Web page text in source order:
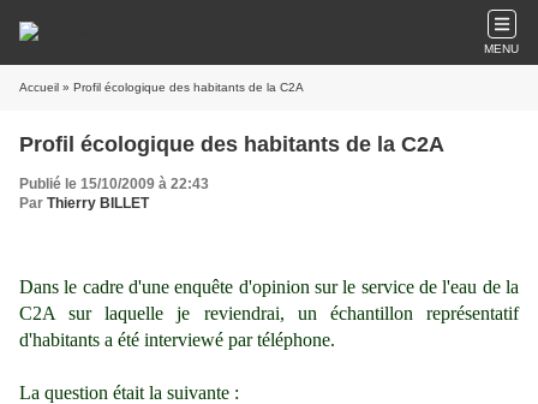
MENU
Accueil » Profil écologique des habitants de la C2A
Profil écologique des habitants de la C2A
Publié le 15/10/2009 à 22:43
Par Thierry BILLET
Dans le cadre d'une enquête d'opinion sur le service de l'eau de la
C2A sur laquelle je reviendrai, un échantillon représentatif
d'habitants a été interviewé par téléphone.
La question était la suivante :